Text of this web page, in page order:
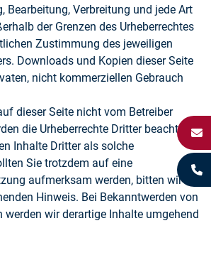
Bearbeitung, Verbreitung und jede Art
der Grenzen des Urheberrechtes
Zustimmung des jeweiligen
Downloads und Kopien dieser Seite
nicht kommerziellen Gebrauch
dieser Seite nicht vom Betreiber
die Urheberrechte Dritter beachtet.
Inhalte Dritter als solche
Sie trotzdem auf eine
aufmerksam werden, bitten wir
Hinweis. Bei Bekanntwerden von
werden wir derartige Inhalte umgehend